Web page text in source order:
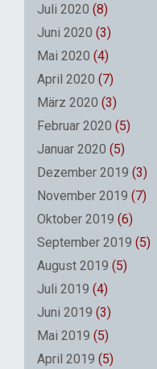
Juli 2020 (8)
Juni 2020 (3)
Mai 2020 (4)
April 2020 (7)
März 2020 (3)
Februar 2020 (5)
Januar 2020 (5)
Dezember 2019 (3)
November 2019 (7)
Oktober 2019 (6)
September 2019 (5)
August 2019 (5)
Juli 2019 (4)
Juni 2019 (3)
Mai 2019 (5)
April 2019 (5)